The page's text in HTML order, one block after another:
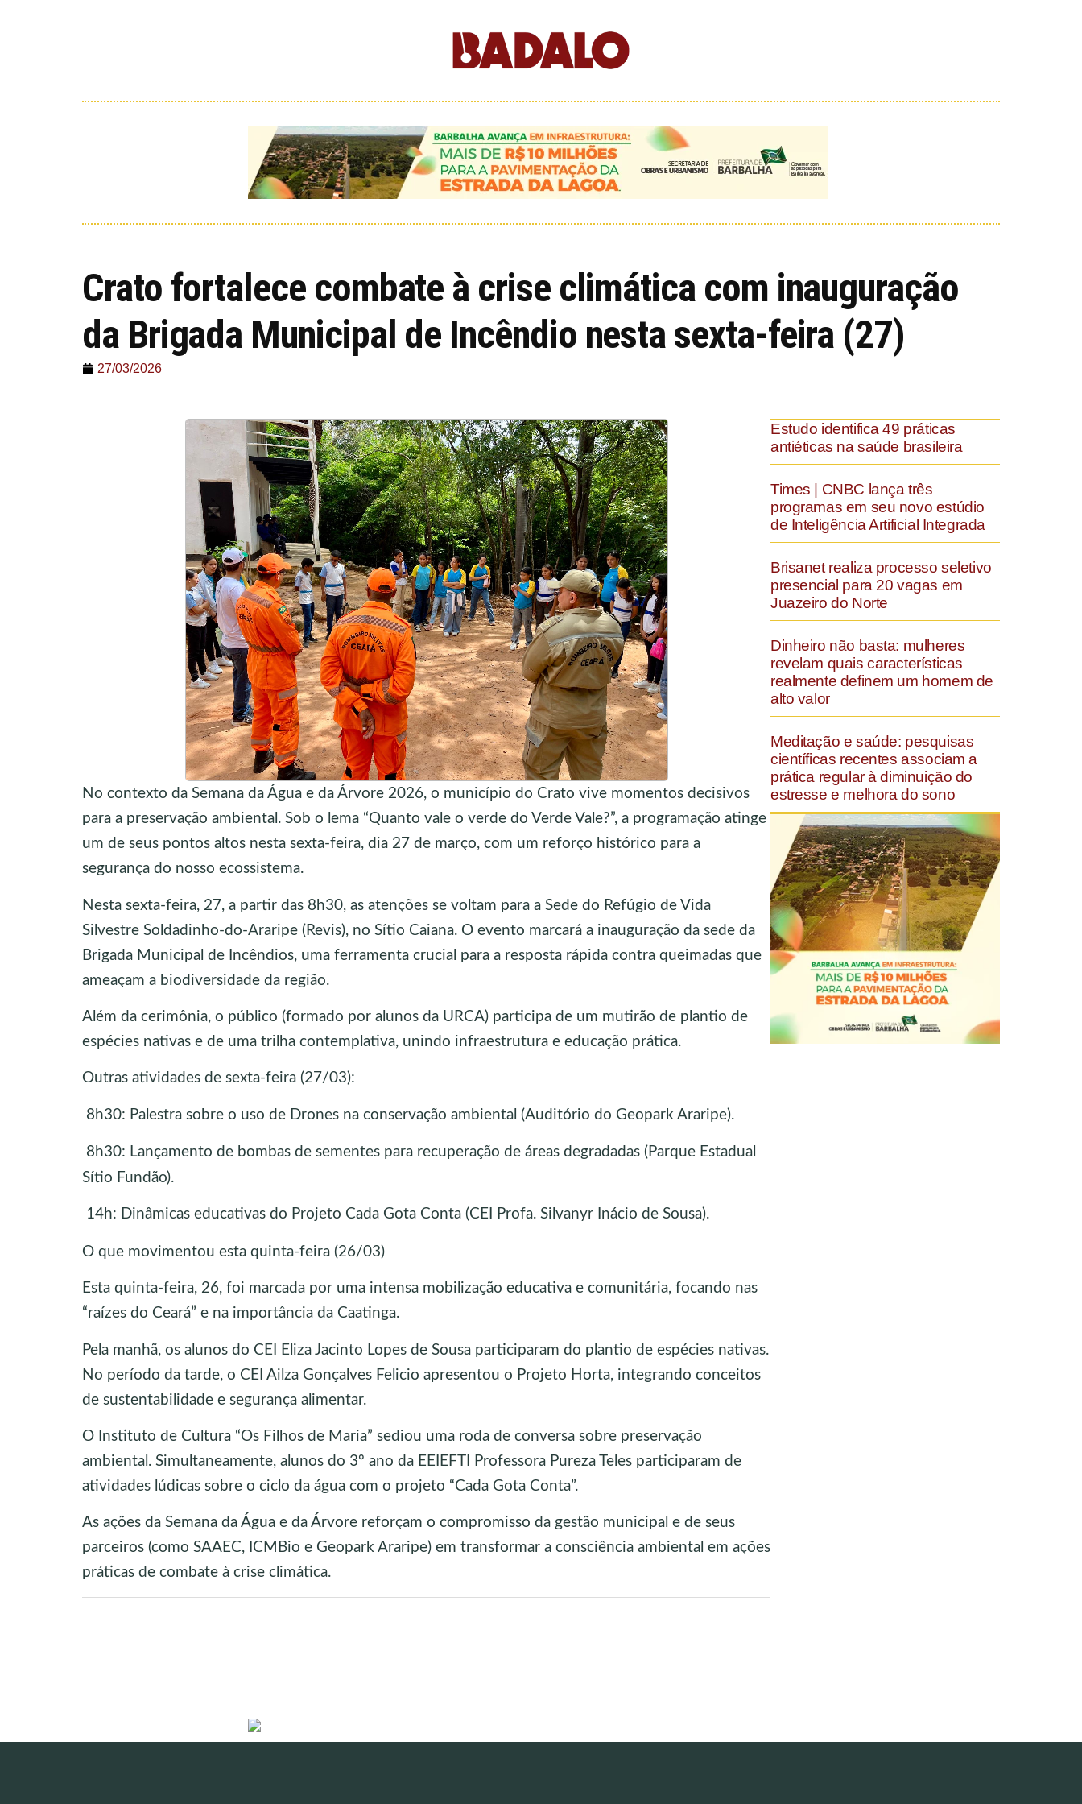
Crato fortalece combate à crise climática com inauguração
da Brigada Municipal de Incêndio nesta sexta-feira (27)
27/03/2026
No contexto da Semana da Água e da Árvore 2026, o município do Crato vive momentos decisivos
para a preservação ambiental. Sob o lema “Quanto vale o verde do Verde Vale?”, a programação atinge
um de seus pontos altos nesta sexta-feira, dia 27 de março, com um reforço histórico para a
segurança do nosso ecossistema.
Nesta sexta-feira, 27, a partir das 8h30, as atenções se voltam para a Sede do Refúgio de Vida
Silvestre Soldadinho-do-Araripe (Revis), no Sítio Caiana. O evento marcará a inauguração da sede da
Brigada Municipal de Incêndios, uma ferramenta crucial para a resposta rápida contra queimadas que
ameaçam a biodiversidade da região.
Além da cerimônia, o público (formado por alunos da URCA) participa de um mutirão de plantio de
espécies nativas e de uma trilha contemplativa, unindo infraestrutura e educação prática.
Outras atividades de sexta-feira (27/03):
8h30: Palestra sobre o uso de Drones na conservação ambiental (Auditório do Geopark Araripe).
8h30: Lançamento de bombas de sementes para recuperação de áreas degradadas (Parque Estadual
Sítio Fundão).
14h: Dinâmicas educativas do Projeto Cada Gota Conta (CEI Profa. Silvanyr Inácio de Sousa).
O que movimentou esta quinta-feira (26/03)
Esta quinta-feira, 26, foi marcada por uma intensa mobilização educativa e comunitária, focando nas
“raízes do Ceará” e na importância da Caatinga.
Pela manhã, os alunos do CEI Eliza Jacinto Lopes de Sousa participaram do plantio de espécies nativas.
No período da tarde, o CEI Ailza Gonçalves Felicio apresentou o Projeto Horta, integrando conceitos
de sustentabilidade e segurança alimentar.
O Instituto de Cultura “Os Filhos de Maria” sediou uma roda de conversa sobre preservação
ambiental. Simultaneamente, alunos do 3º ano da EEIEFTI Professora Pureza Teles participaram de
atividades lúdicas sobre o ciclo da água com o projeto “Cada Gota Conta”.
As ações da Semana da Água e da Árvore reforçam o compromisso da gestão municipal e de seus
parceiros (como SAAEC, ICMBio e Geopark Araripe) em transformar a consciência ambiental em ações
práticas de combate à crise climática.
Estudo identifica 49 práticas
antiéticas na saúde brasileira
Times | CNBC lança três
programas em seu novo estúdio
de Inteligência Artificial Integrada
Brisanet realiza processo seletivo
presencial para 20 vagas em
Juazeiro do Norte
Dinheiro não basta: mulheres
revelam quais características
realmente definem um homem de
alto valor
Meditação e saúde: pesquisas
científicas recentes associam a
prática regular à diminuição do
estresse e melhora do sono